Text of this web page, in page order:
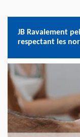
JB Ravalement
respectant les